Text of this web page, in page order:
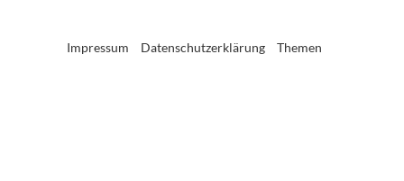
Impressum Datenschutzerklärung Themen